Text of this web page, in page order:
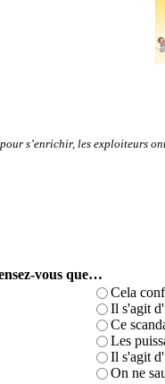
s’enrichir, les exploiteurs
vous que…
Cela
Il s'agit
Ce
Les
Il s'agit
On ne